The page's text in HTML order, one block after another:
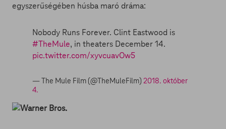
egyszerűségében húsba maró dráma:
Nobody Runs Forever. Clint Eastwood is
#TheMule, in theaters December 14.
pic.twitter.com/xyvcuavOw5
— The Mule Film (@TheMuleFilm) 2018. október
4.